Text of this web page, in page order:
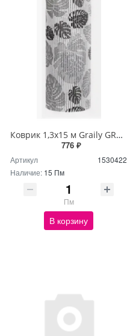
Коврик 1,3х15 м Graily GR1301A-130
776 ₽
Артикул
1530422
Наличие: 15 Пм
Пм
В корзину